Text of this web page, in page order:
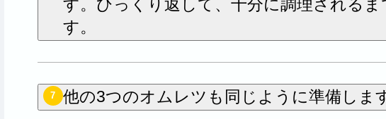
す。ひっくり返して、十分に調理される
す。
7 他の3つのオムレツも同じように準備しま